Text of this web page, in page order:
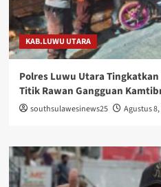
KAB.LUWU UTARA
Polres Luwu Utara Tingkatkan
Titik Rawan Gangguan
southsulawesinews25 Agustus 8,